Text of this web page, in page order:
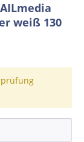
weiß 130